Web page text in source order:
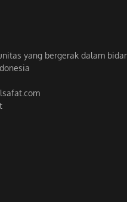
yang bergerak dalam